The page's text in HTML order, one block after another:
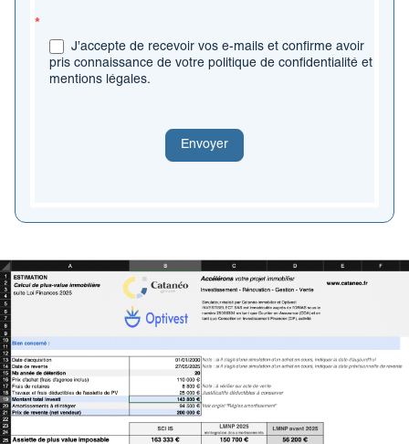
*
J’accepte de recevoir vos e-mails et confirme avoir
pris connaissance de votre politique de confidentialité et
mentions légales.
Envoyer